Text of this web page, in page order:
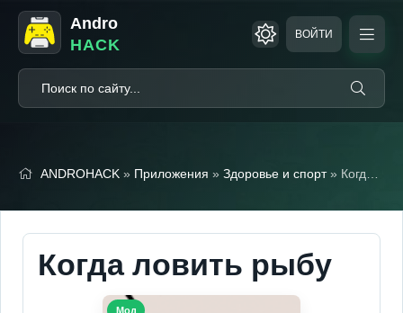
Andro
HACK
ВОЙТИ
ANDROHACK » Приложения » Здоровье и спорт» Когда ловить рыбу (Мод, Premium Unlocked)
Когда ловить рыбу
Мод